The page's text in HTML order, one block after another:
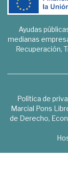
Ayudas
medianas
Recuperación,
Política de
Marcial Pons
de Derecho,